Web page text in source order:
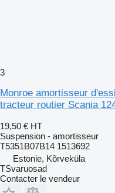
3
Monroe amortisseur
tracteur routier Scania
19,50 € HT
Suspension - amortisseur
T5351B07B14 1513692
Estonie, Kõrveküla
TSvaruosad
Contacter le vendeur